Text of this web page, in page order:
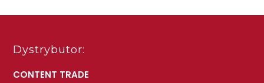
Dystrybutor:
CONTENT TRADE